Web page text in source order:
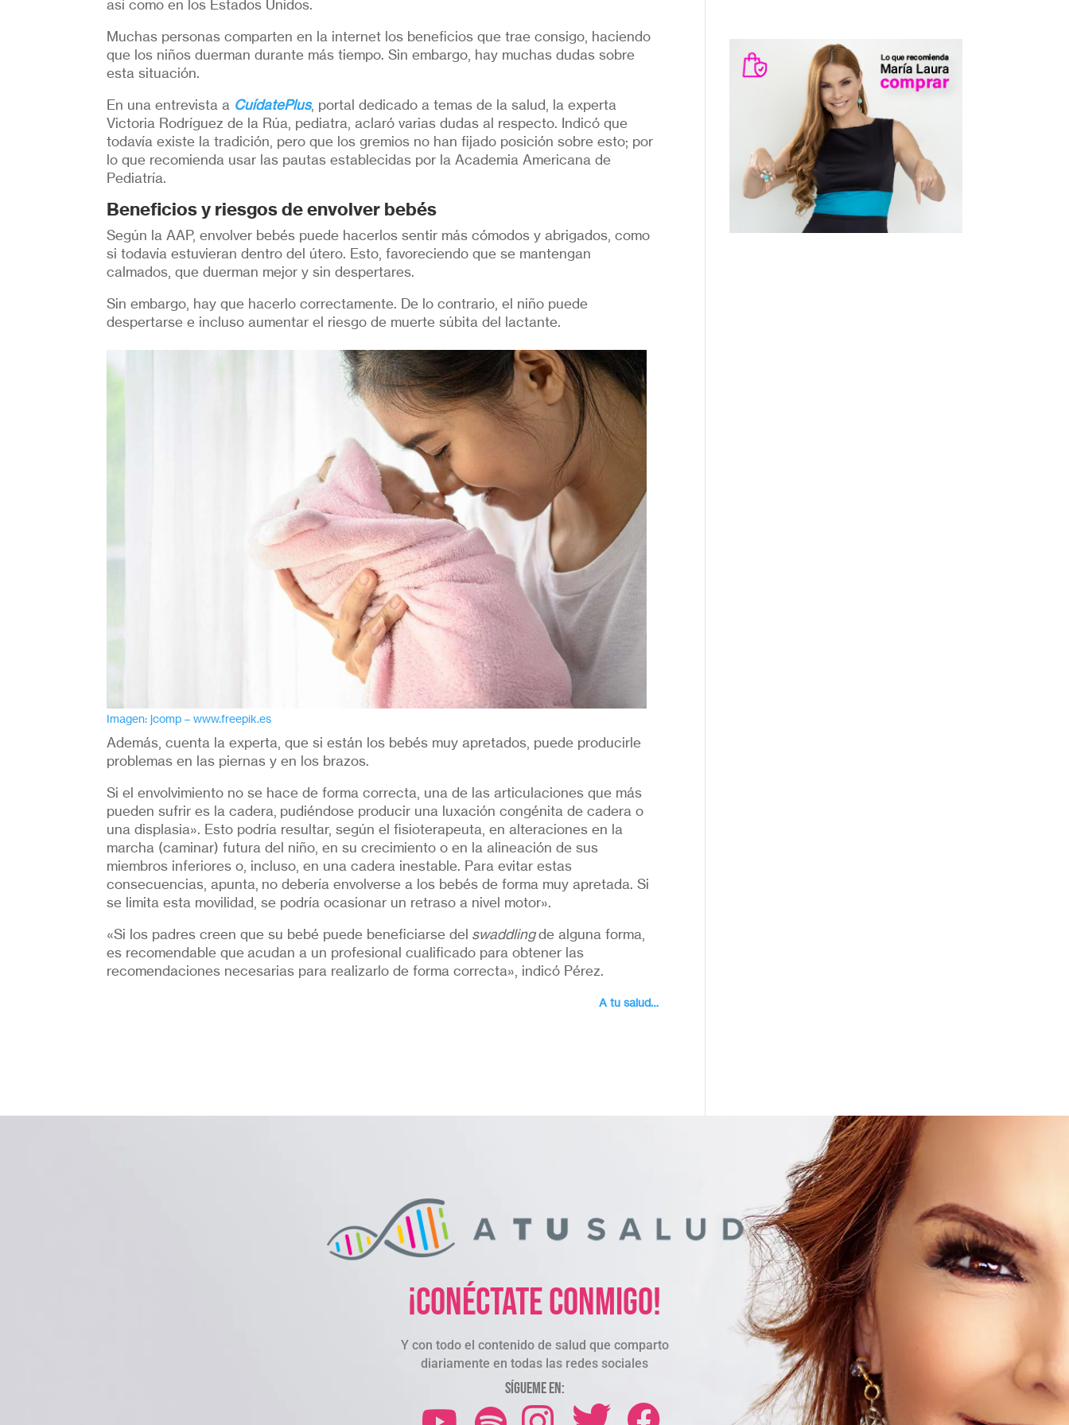
así como en los Estados Unidos.
Muchas personas comparten en la internet los beneficios que trae consigo, haciendo
que los niños duerman durante más tiempo. Sin embargo, hay muchas dudas sobre
esta situación.
En una entrevista a CuídatePlus, portal dedicado a temas de la salud, la experta
Victoria Rodríguez de la Rúa, pediatra, aclaró varias dudas al respecto. Indicó que
todavía existe la tradición, pero que los gremios no han fijado posición sobre esto; por
lo que recomienda usar las pautas establecidas por la Academia Americana de
Pediatría.
Beneficios y riesgos de envolver bebés
Según la AAP, envolver bebés puede hacerlos sentir más cómodos y abrigados, como
si todavía estuvieran dentro del útero. Esto, favoreciendo que se mantengan
calmados, que duerman mejor y sin despertares.
Sin embargo, hay que hacerlo correctamente. De lo contrario, el niño puede
despertarse e incluso aumentar el riesgo de muerte súbita del lactante.
Imagen: jcomp – www.freepik.es
Además, cuenta la experta, que si están los bebés muy apretados, puede producirle
problemas en las piernas y en los brazos.
Si el envolvimiento no se hace de forma correcta, una de las articulaciones que más
pueden sufrir es la cadera, pudiéndose producir una luxación congénita de cadera o
una displasia». Esto podría resultar, según el fisioterapeuta, en alteraciones en la
marcha (caminar) futura del niño, en su crecimiento o en la alineación de sus
miembros inferiores o, incluso, en una cadera inestable. Para evitar estas
consecuencias, apunta, no debería envolverse a los bebés de forma muy apretada. Si
se limita esta movilidad, se podría ocasionar un retraso a nivel motor».
«Si los padres creen que su bebé puede beneficiarse del swaddlingde alguna forma,
es recomendable que acudan a un profesional cualificado para obtener las
recomendaciones necesarias para realizarlo de forma correcta», indicó Pérez.
A tu salud…
¡Conéctate conmigo!
Y con todo el contenido de salud que comparto
diariamente en todas las redes sociales
Sígueme en: